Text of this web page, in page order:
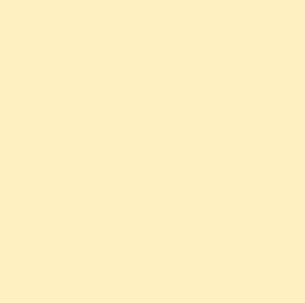
Célèbre,
près de Blois,
fonctionnait
années à